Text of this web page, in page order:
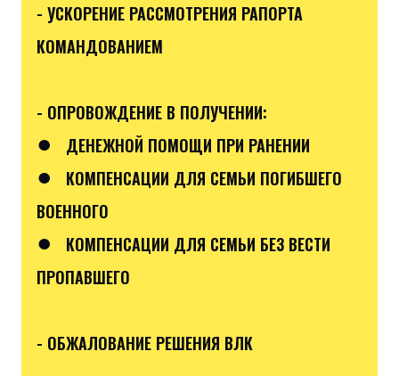
- УСКОРЕНИЕ РАССМОТРЕНИЯ РАПОРТА
КОМАНДОВАНИЕМ
- ОПРОВОЖДЕНИЕ В ПОЛУЧЕНИИ:
● ДЕНЕЖНОЙ ПОМОЩИ ПРИ РАНЕНИИ
●
КОМПЕНСАЦИИ ДЛЯ СЕМЬИ ПОГИБШЕГО
ВОЕННОГО
●
КОМПЕНСАЦИИ ДЛЯ СЕМЬИ БЕЗ ВЕСТИ
ПРОПАВШЕГО
- ОБЖАЛОВАНИЕ РЕШЕНИЯ ВЛК